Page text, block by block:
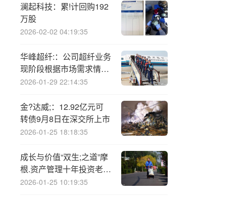
澜起科技：累!计回购192
万股
2026-02-02 04:19:35
华峰超纤:：公司超纤业务
现阶段根据市场需求情况
采用“以销定产”策略制定
2026-01-29 22:14:35
金?达威;：12.92亿元可
转债9月8日在深交所上市
2026-01-25 18:18:35
成长与价值“双生;之道”摩
根.资产管理十年投资老将
业绩亮眼
2026-01-25 10:19:35